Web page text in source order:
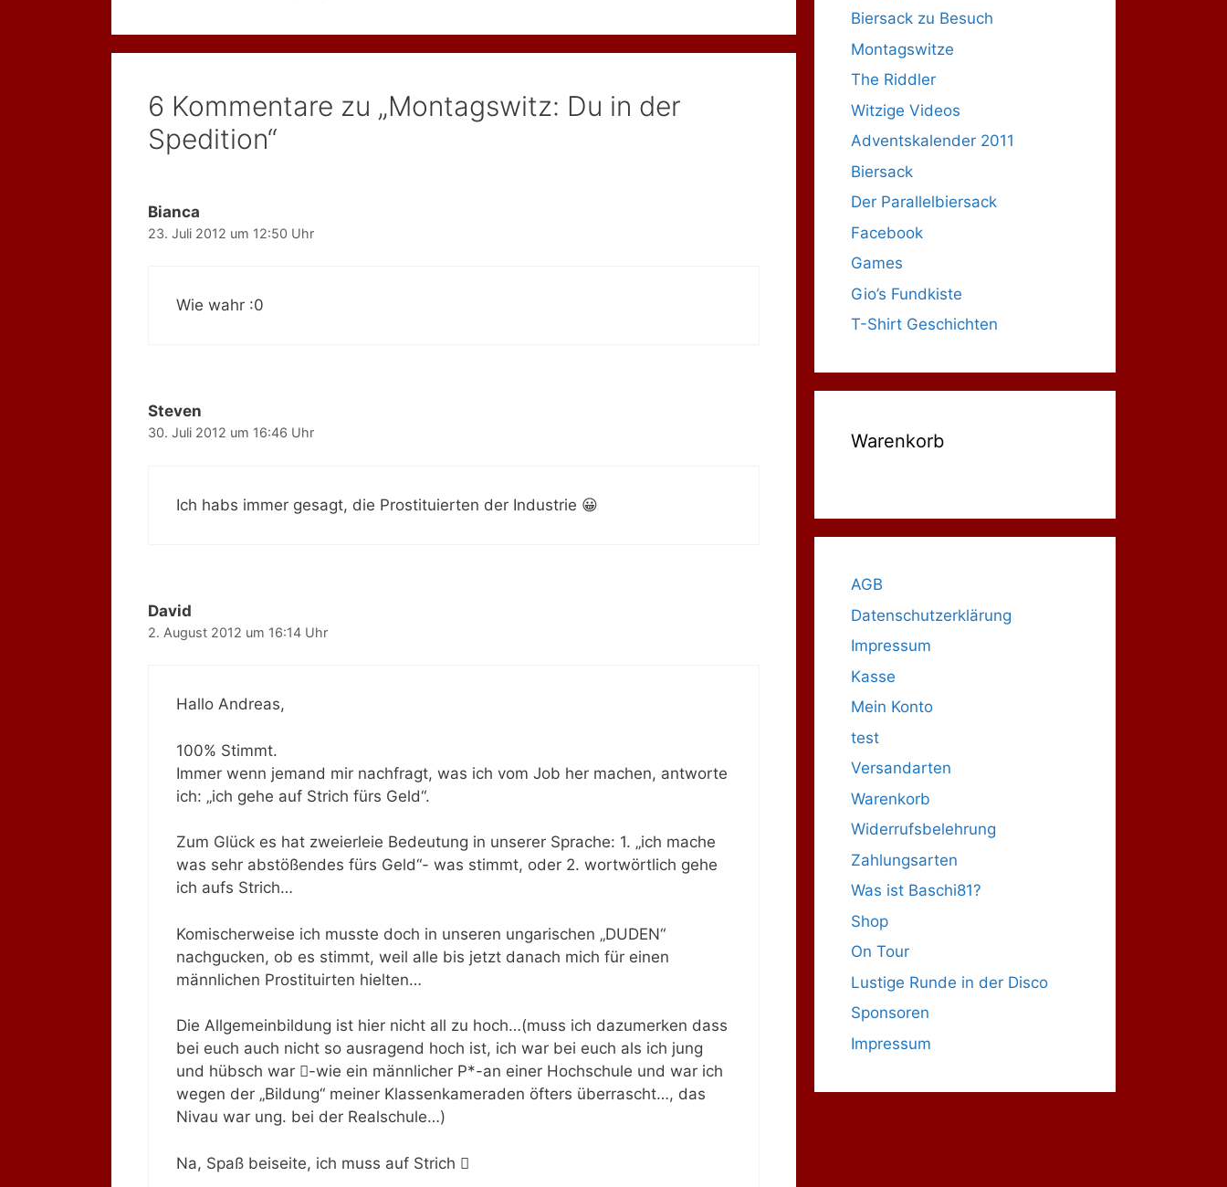
6 Kommentare zu „Montagswitz: Du in der
Spedition“
Bianca
23. Juli 2012 um 12:50 Uhr
Wie wahr :0
Steven
30. Juli 2012 um 16:46 Uhr
Ich habs immer gesagt, die Prostituierten der Industrie 😀
David
2. August 2012 um 16:14 Uhr
Hallo Andreas,
100% Stimmt.
Immer wenn jemand mir nachfragt, was ich vom Job her machen, antworte
ich: „ich gehe auf Strich fürs Geld“.
Zum Glück es hat zweierleie Bedeutung in unserer Sprache: 1. „ich mache
was sehr abstößendes fürs Geld“- was stimmt, oder 2. wortwörtlich gehe
ich aufs Strich…
Komischerweise ich musste doch in unseren ungarischen „DUDEN“
nachgucken, ob es stimmt, weil alle bis jetzt danach mich für einen
männlichen Prostituirten hielten…
Die Allgemeinbildung ist hier nicht all zu hoch…(muss ich dazumerken dass
bei euch auch nicht so ausragend hoch ist, ich war bei euch als ich jung
und hübsch war -wie ein männlicher P*-an einer Hochschule und war ich
wegen der „Bildung“ meiner Klassenkameraden öfters überrascht…, das
Nivau war ung. bei der Realschule…)
Na, Spaß beiseite, ich muss auf Strich 
Biersack zu Besuch
Montagswitze
The Riddler
Witzige Videos
Adventskalender 2011
Biersack
Der Parallelbiersack
Facebook
Games
Gio’s Fundkiste
T-Shirt Geschichten
Warenkorb
AGB
Datenschutzerklärung
Impressum
Kasse
Mein Konto
test
Versandarten
Warenkorb
Widerrufsbelehrung
Zahlungsarten
Was ist Baschi81?
Shop
On Tour
Lustige Runde in der Disco
Sponsoren
Impressum